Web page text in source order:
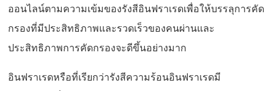
ออนไลน์ตามความเข้มของรังสีอินฟราเรดเพื่อให้บรรลุการคัด
กรองที่มีประสิทธิภาพและรวดเร็วของคนผ่านและ
ประสิทธิภาพการคัดกรองจะดีขึ้นอย่างมาก
อินฟราเรดหรือที่เรียกว่ารังสีความร้อนอินฟราเรดมี